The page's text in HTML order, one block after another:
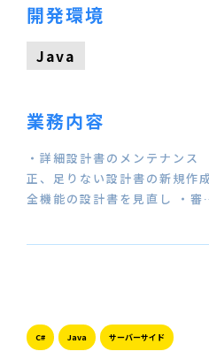
開発環境
Java
業務内容
・詳細設計書のメンテナン
正、足りない設計書の新規
全機能の設計書を見直し ・
C# Java サーバーサイド